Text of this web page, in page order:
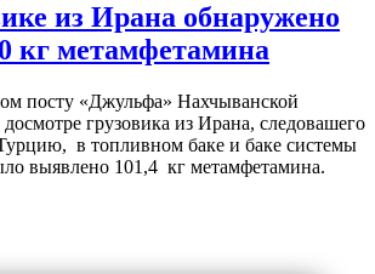
из Ирана обнаружено
кг метамфетамина
посту «Джульфа» Нахчыванской
грузовика из Ирана, следовашего
в топливном баке и баке системы
выявлено 101,4 кг метамфетамина.